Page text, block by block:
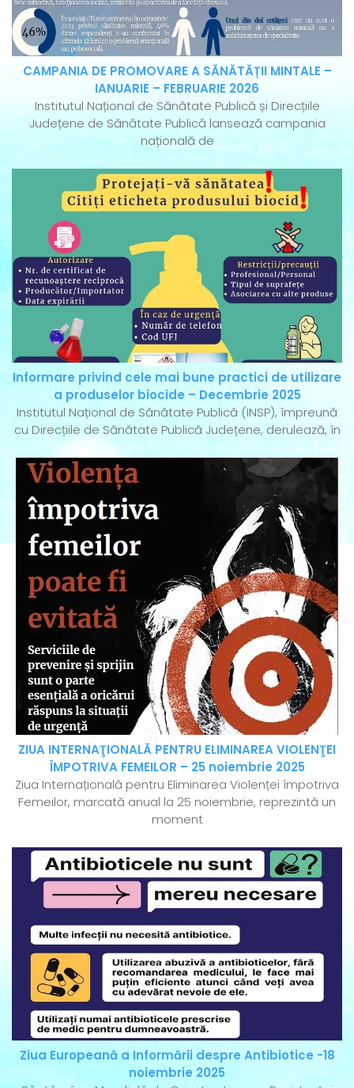
CAMPANIA DE PROMOVARE A SĂNĂTĂȚII MINTALE –
IANUARIE – FEBRUARIE 2026
Institutul Național de Sănătate Publică și Direcțiile
Județene de Sănătate Publică lansează campania
națională de
Informare privind cele mai bune practici de utilizare
a produselor biocide – Decembrie 2025
Institutul Național de Sănătate Publică (INSP), împreună
cu Direcțiile de Sănătate Publică Județene, derulează, în
ZIUA INTERNAŢIONALĂ PENTRU ELIMINAREA VIOLENŢEI
ÎMPOTRIVA FEMEILOR – 25 noiembrie 2025
Ziua Internațională pentru Eliminarea Violenței împotriva
Femeilor, marcată anual la 25 noiembrie, reprezintă un
moment
Ziua Europeană a Informării despre Antibiotice -18
noiembrie 2025